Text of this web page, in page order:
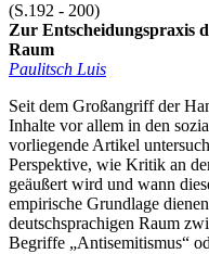
(S.192 - 200)
Zur Entscheidungspraxis
Raum
Paulitsch Luis
Seit dem Großangriff der
Inhalte vor allem in den
vorliegende Artikel
Perspektive, wie Kritik an
geäußert wird und wann
empirische Grundlage
deutschsprachigen Raum
Begriffe „Antisemitismus“